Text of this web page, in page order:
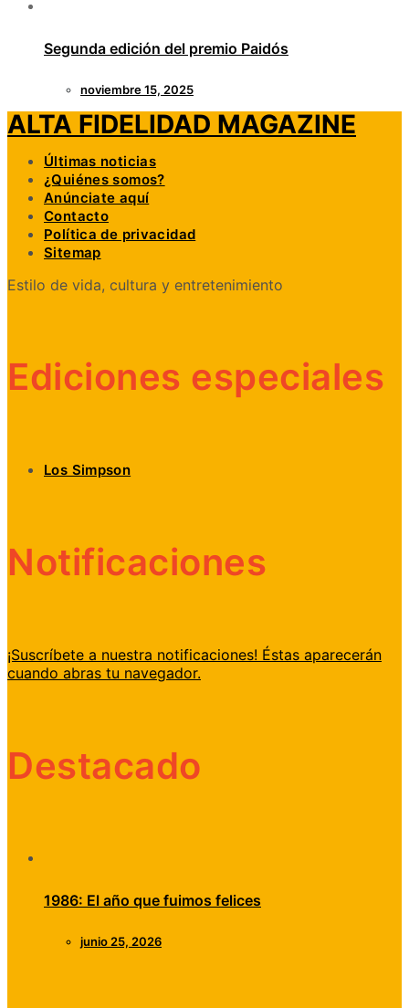
Segunda edición del premio Paidós
noviembre 15, 2025
ALTA FIDELIDAD MAGAZINE
Últimas noticias
¿Quiénes somos?
Anúnciate aquí
Contacto
Política de privacidad
Sitemap
Estilo de vida, cultura y entretenimiento
Ediciones especiales
Los Simpson
Notificaciones
¡Suscríbete a nuestra notificaciones! Éstas aparecerán
cuando abras tu navegador.
Destacado
1986: El año que fuimos felices
junio 25, 2026